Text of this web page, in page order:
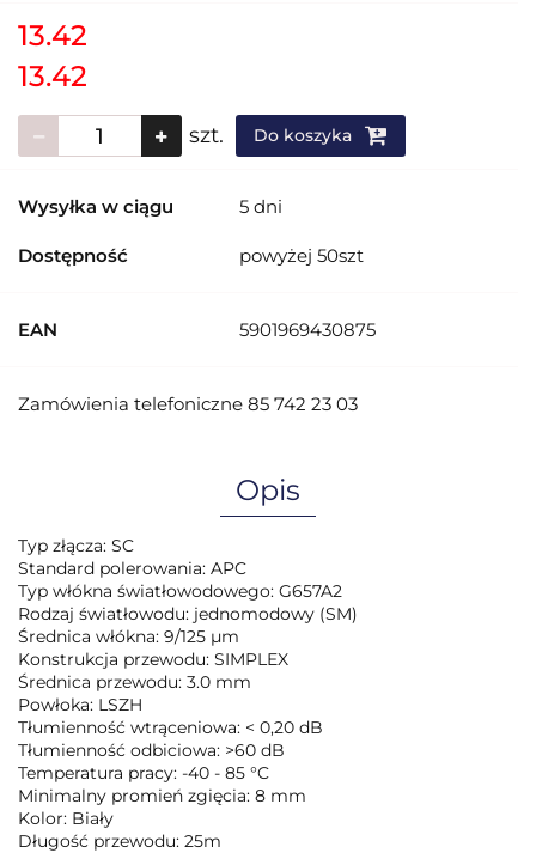
13.42
13.42
szt. Do koszyka
Wysyłka w ciągu 5 dni
Dostępność powyżej 50szt
EAN 5901969430875
Zamówienia telefoniczne 85 742 23 03
Opis
Typ złącza: SC
Standard polerowania: APC
Typ włókna światłowodowego: G657A2
Rodzaj światłowodu: jednomodowy (SM)
Średnica włókna: 9/125 µm
Konstrukcja przewodu: SIMPLEX
Średnica przewodu: 3.0 mm
Powłoka: LSZH
Tłumienność wtrąceniowa: < 0,20 dB
Tłumienność odbiciowa: >60 dB
Temperatura pracy: -40 - 85 °C
Minimalny promień zgięcia: 8 mm
Kolor: Biały
Długość przewodu: 25m